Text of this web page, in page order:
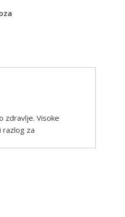
zdravlje. Visoke
za